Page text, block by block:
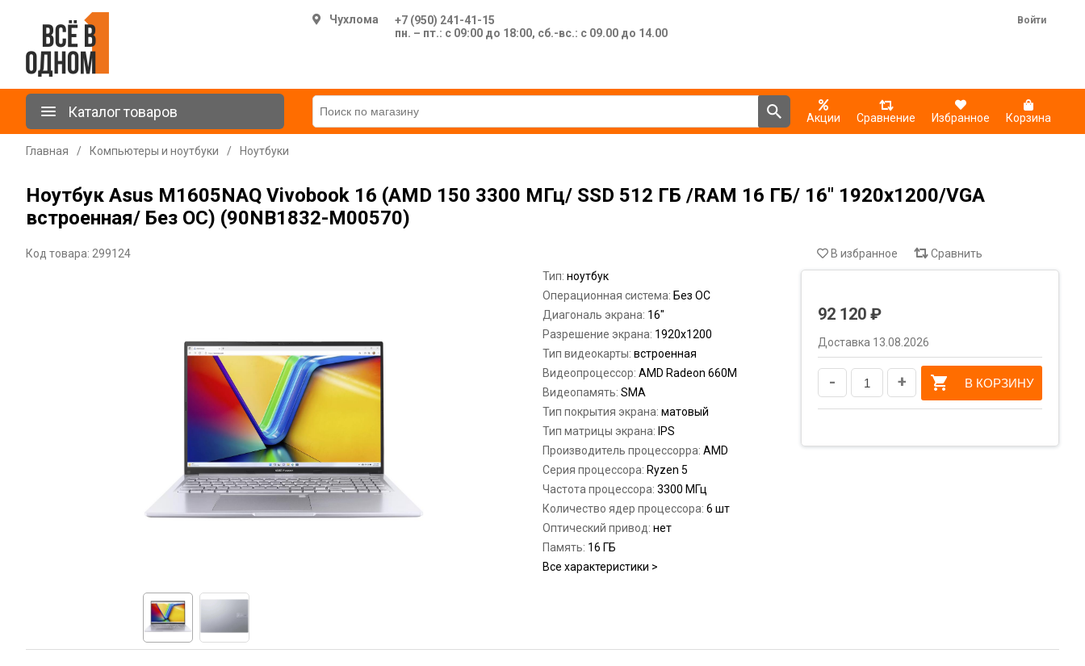
Чухлома
+7 (950) 241-41-15
пн. – пт.: с 09:00 до 18:00, сб.-вс.: с 09.00 до 14.00
Войти
Каталог товаров Акции Сравнение Избранное Корзина
Главная / Компьютеры и ноутбуки / Ноутбуки
Ноутбук Asus M1605NAQ Vivobook 16 (AMD 150 3300 МГц/ SSD 512 ГБ /RAM 16 ГБ/ 16" 1920x1200/VGA
встроенная/ Без ОС) (90NB1832-M00570)
Код товара: 299124
Тип: ноутбук
Операционная система: Без ОС
Диагональ экрана: 16"
Разрешение экрана: 1920x1200
Тип видеокарты: встроенная
Видеопроцессор: AMD Radeon 660M
Видеопамять: SMA
Тип покрытия экрана: матовый
Тип матрицы экрана: IPS
Производитель процессорра: AMD
Серия процессора: Ryzen 5
Частота процессора: 3300 МГц
Количество ядер процессора: 6 шт
Оптический привод: нет
Память: 16 ГБ
Все характеристики >
В избранное Сравнить
92 120 ₽
Доставка 13.08.2026
- + В КОРЗИНУ